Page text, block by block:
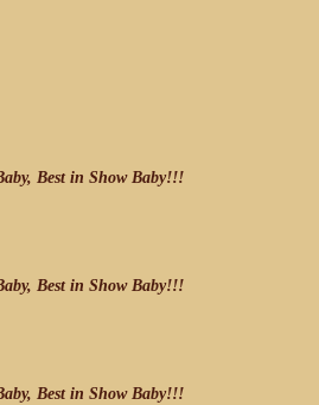
Best in Show Baby!!!
Best in Show Baby!!!
Best in Show Baby!!!